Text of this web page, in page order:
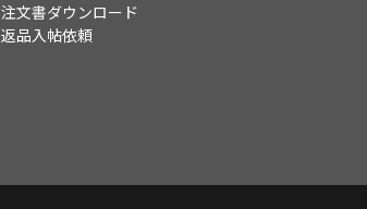
注文書ダウンロード
返品入帖依頼